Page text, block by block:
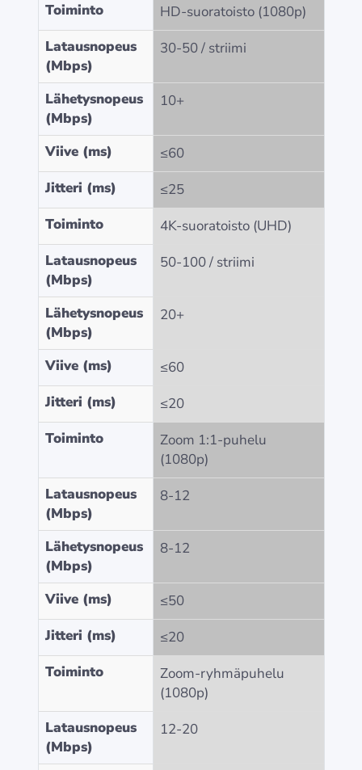
Toiminto
HD-suoratoisto (1080p)
Latausnopeus
(Mbps)
30-50 / striimi
Lähetysnopeus
(Mbps)
10+
Viive (ms)
≤60
Jitteri (ms)
≤25
Toiminto
4K-suoratoisto (UHD)
Latausnopeus
(Mbps)
50-100 / striimi
Lähetysnopeus
(Mbps)
20+
Viive (ms)
≤60
Jitteri (ms)
≤20
Toiminto
Zoom 1:1-puhelu
(1080p)
Latausnopeus
(Mbps)
8-12
Lähetysnopeus
(Mbps)
8-12
Viive (ms)
≤50
Jitteri (ms)
≤20
Toiminto
Zoom-ryhmäpuhelu
(1080p)
Latausnopeus
(Mbps)
12-20